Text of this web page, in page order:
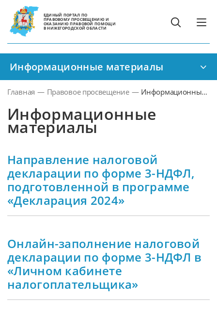
ЕДИНЫЙ ПОРТАЛ ПО
ПРАВОВОМУ ПРОСВЕЩЕНИЮ И
ОКАЗАНИЮ ПРАВОВОЙ ПОМОЩИ
В НИЖЕГОРОДСКОЙ ОБЛАСТИ
Информационные материалы
Главная — Правовое просвещение — Информационные
Информационные
материалы
Направление налоговой
декларации по форме 3-НДФЛ,
подготовленной в программе
«Декларация 2024»
Онлайн-заполнение налоговой
декларации по форме 3-НДФЛ в
«Личном кабинете
налогоплательщика»